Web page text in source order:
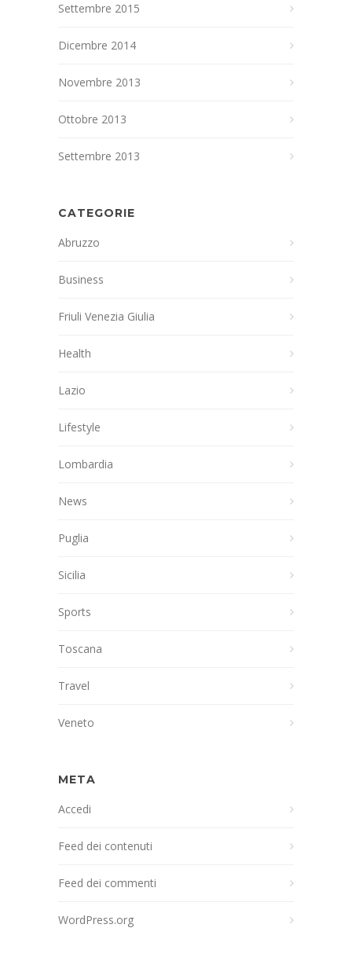
Settembre 2015
Dicembre 2014
Novembre 2013
Ottobre 2013
Settembre 2013
CATEGORIE
Abruzzo
Business
Friuli Venezia Giulia
Health
Lazio
Lifestyle
Lombardia
News
Puglia
Sicilia
Sports
Toscana
Travel
Veneto
META
Accedi
Feed dei contenuti
Feed dei commenti
WordPress.org